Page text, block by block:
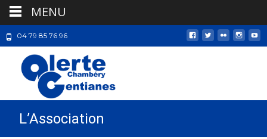
04 79 85 76 96
L’Association
MENU